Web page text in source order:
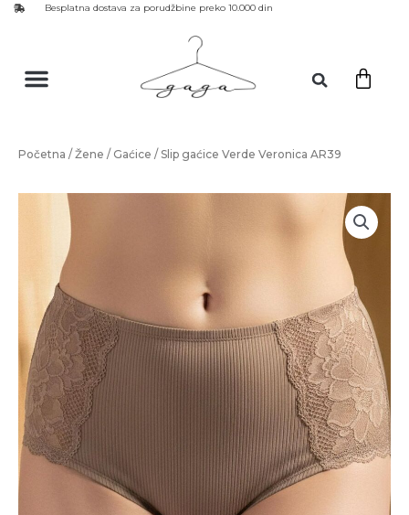
Besplatna dostava za porudžbine preko 10.000 din
Početna / Žene / Gaćice / Slip gaćice Verde Veronica AR39